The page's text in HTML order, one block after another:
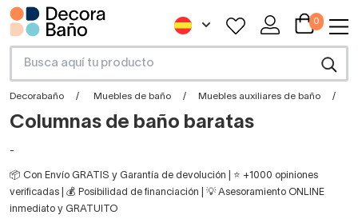
0
Decorabaño Muebles de baño Muebles auxiliares de baño
Columnas de baño baratas
-
📦 Con Envío GRATIS y Garantía de devolución | ⭐ +1000 opiniones
verificadas | 💰 Posibilidad de financiación | 💡 Asesoramiento ONLINE
inmediato y GRATUITO